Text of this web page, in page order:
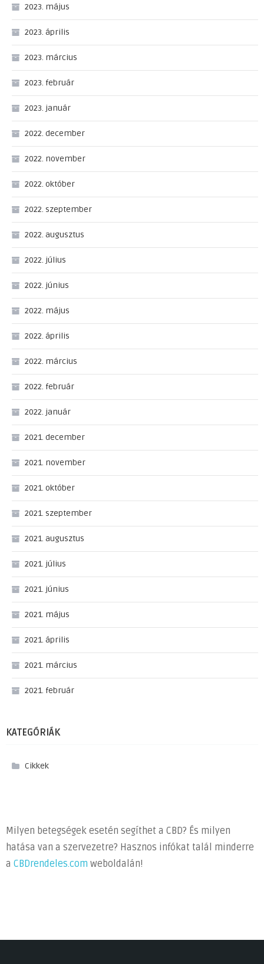
2023. május
2023. április
2023. március
2023. február
2023. január
2022. december
2022. november
2022. október
2022. szeptember
2022. augusztus
2022. július
2022. június
2022. május
2022. április
2022. március
2022. február
2022. január
2021. december
2021. november
2021. október
2021. szeptember
2021. augusztus
2021. július
2021. június
2021. május
2021. április
2021. március
2021. február
KATEGÓRIÁK
Cikkek
Milyen betegségek esetén segíthet a CBD? És milyen
hatása van a szervezetre? Hasznos infókat talál minderre
a CBDrendeles.com weboldalán!